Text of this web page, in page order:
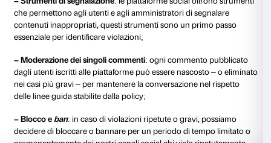
Saranno soggetti a moderazione i commenti e i
– temi fuori argomento rispetto alla discussione di
post (off topic);
– interventi inseriti ripetutamente (flood);
– elementi volti a disturbare la discussione (trolling
–spam.